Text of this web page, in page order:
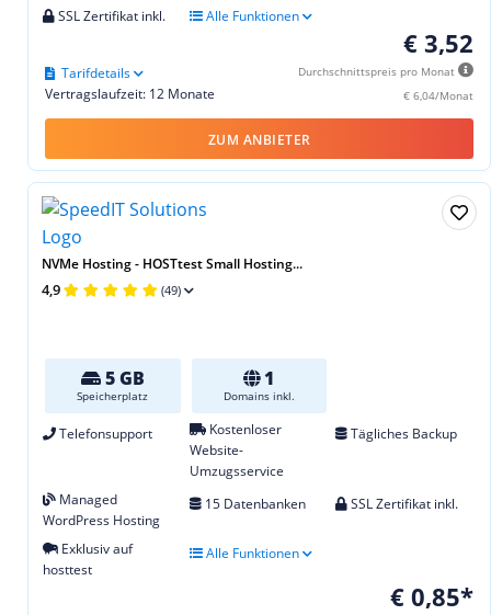
SSL Zertifikat inkl.
Alle Funktionen
€ 3,52
Durchschnittspreis pro Monat
€ 6,04/Monat
Vertragslaufzeit: 12 Monate
Tarifdetails
ZUM ANBIETER
NVMe Hosting - HOSTtest Small Hosting...
4,9 (49)
5 GB
Speicherplatz
1
Domains inkl.
Telefonsupport
Kostenloser
Website-
Umzugsservice
Tägliches Backup
Managed
WordPress Hosting
15 Datenbanken SSL Zertifikat inkl.
Exklusiv auf
hosttest
Alle Funktionen
€ 0,85*